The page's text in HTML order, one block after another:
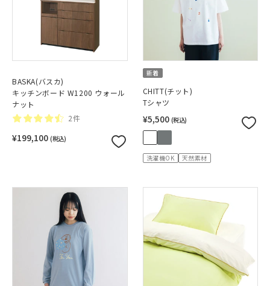
BASKA(バスカ)
キッチンボード W1200 ウォール
ナット
2件
¥199,100 (税込)
新着
CHITT(チット)
Tシャツ
¥5,500 (税込)
洗濯機OK 天然素材